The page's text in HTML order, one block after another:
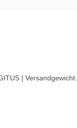
| Versandgewicht: